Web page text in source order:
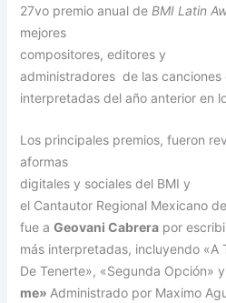
27vo premio anual de BMI Latin
mejores
compositores, editores y
administradores de las canciones
interpretadas del año anterior en
Los principales premios, fueron
aformas
digitales y sociales del BMI y
el Cantautor Regional Mexicano
fue aGeovani Cabrera por
más interpretadas, incluyendo «A
De Tenerte», «Segunda Opción» y
me» Administrado por Maximo